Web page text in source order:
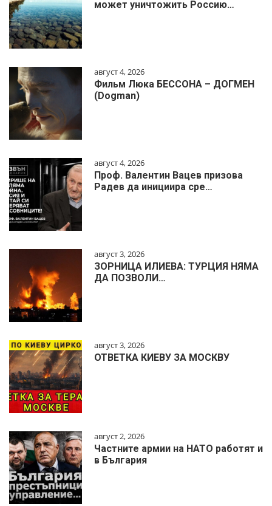
может уничтожить Россию…
август 4, 2026
Фильм Люка БЕССОНА – ДОГМЕН
(Dogman)
август 4, 2026
Проф. Валентин Вацев призова
Радев да инициира сре…
август 3, 2026
ЗОРНИЦА ИЛИЕВА: ТУРЦИЯ НЯМА
ДА ПОЗВОЛИ…
август 3, 2026
ОТВЕТКА КИЕВУ ЗА МОСКВУ
август 2, 2026
Частните армии на НАТО работят и
в България